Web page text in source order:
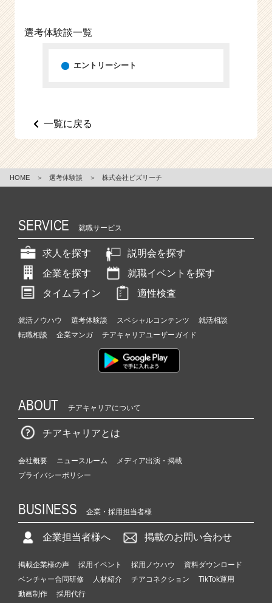
選考体験談一覧
エントリーシート
一覧に戻る
HOME ＞ 選考体験談 ＞ 株式会社ビズリーチ
SERVICE 就職サービス
求人を探す
説明会を探す
企業を探す
就職イベントを探す
タイムライン
適性検査
就活ノウハウ 選考体験談 スペシャルコンテンツ
就活相談
転職相談
企業マンガ チアキャリアユーザーガイド
ABOUT チアキャリアについて
チアキャリアとは
会社概要 ニュースルーム
メディア出演・掲載
プライバシーポリシー
BUSINESS 企業・採用担当者様
企業担当者様へ 掲載のお問い合わせ
掲載企業様の声 採用イベント 採用ノウハウ
資料ダウンロード
ベンチャー合同研修
人材紹介 チアコネクション
TikTok運用
動画制作
採用代行